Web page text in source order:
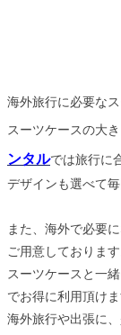
海外旅行に必要な
スーツケースの大
ンタルでは旅行に
デザインも選べて
また、海外で必要
ご用意しております
スーツケースと一
でお得に利用頂けま
海外旅行や出張に